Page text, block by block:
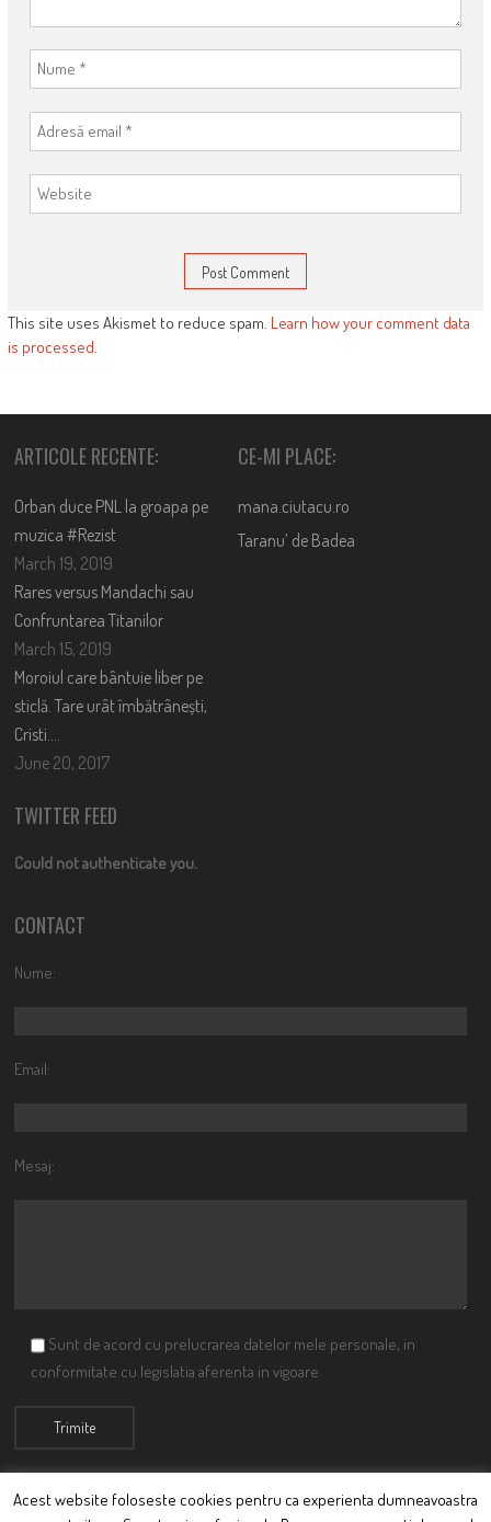
This site uses Akismet to reduce spam. Learn how your comment data
is processed.
ARTICOLE RECENTE:
Orban duce PNL la groapa pe
muzica #Rezist
March 19, 2019
Rares versus Mandachi sau
Confruntarea Titanilor
March 15, 2019
Moroiul care bântuie liber pe
sticlă. Tare urât îmbătrânești,
Cristi….
June 20, 2017
CE-MI PLACE:
mana.ciutacu.ro
Taranu’ de Badea
TWITTER FEED
Could not authenticate you.
CONTACT
Nume:
Email:
Mesaj:
Sunt de acord cu prelucrarea datelor mele personale, in
conformitate cu legislatia aferenta in vigoare
Acest website foloseste cookies pentru ca experienta dumneavoastra